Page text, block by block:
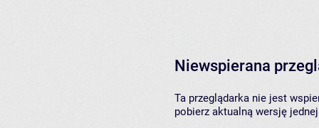
Niewspierana
Ta przeglądarka nie jest
pobierz aktualną wersję